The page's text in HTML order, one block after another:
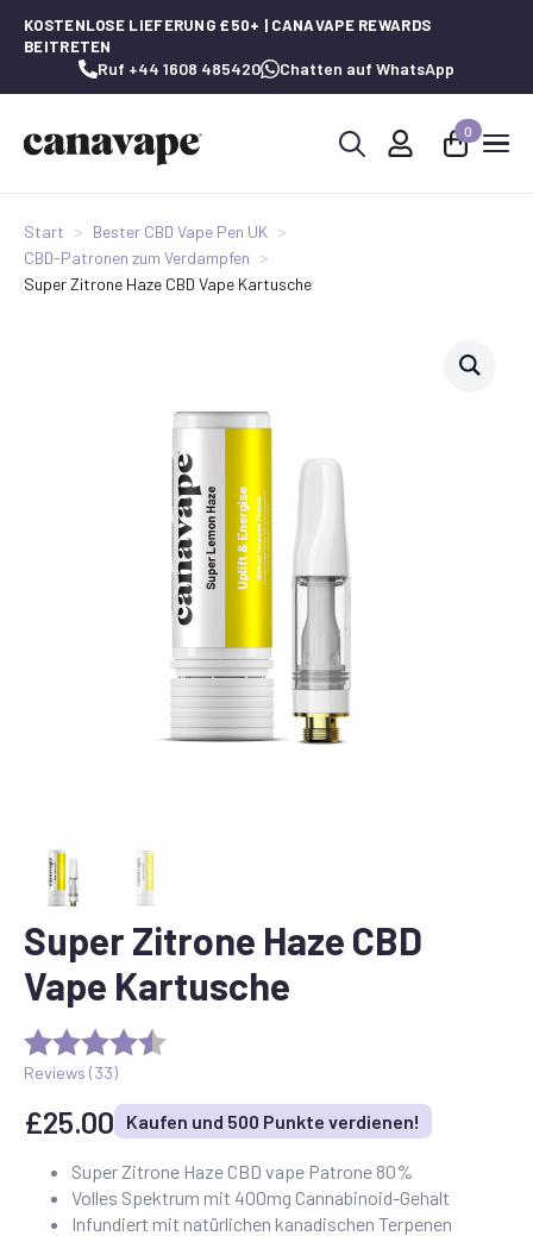
KOSTENLOSE LIEFERUNG £50+ | CANAVAPE REWARDS
BEITRETEN
Ruf +44 1608 485420 Chatten auf WhatsApp
0
Start
Bester CBD Vape Pen UK
CBD-Patronen zum Verdampfen
Super Zitrone Haze CBD Vape Kartusche
Super Zitrone Haze CBD
Vape Kartusche
Reviews (33)
£25.00 Kaufen und 500 Punkte verdienen!
Super Zitrone Haze CBD vape Patrone 80%
Volles Spektrum mit 400mg Cannabinoid-Gehalt
Infundiert mit natürlichen kanadischen Terpenen